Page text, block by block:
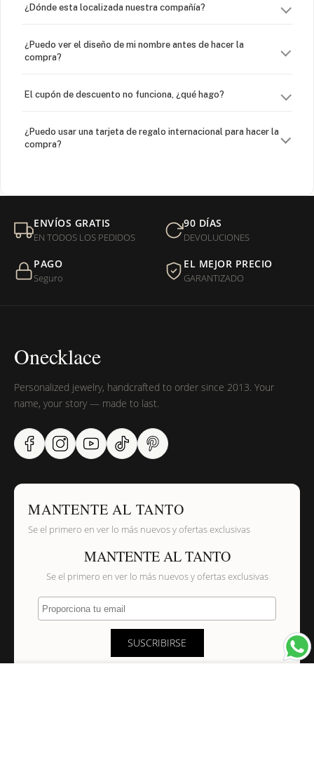
¿Dónde esta localizada nuestra compañía?
¿Puedo ver el diseño de mi nombre antes de hacer la
compra?
El cupón de descuento no funciona, ¿qué hago?
¿Puedo usar una tarjeta de regalo internacional para hacer la
compra?
Mi orden fue devuelta por USPS, ¿qué hago para que sea
entregada?
¿Sus productos son libres de níquel?
ENVÍOS GRATIS
EN TODOS LOS PEDIDOS
90 DÍAS
DEVOLUCIONES
PAGO
Seguro
EL MEJOR PRECIO
GARANTIZADO
Onecklace
Personalized jewelry, handcrafted to order since 2013. Your
name, your story — made to last.
MANTENTE AL TANTO
Se el primero en ver lo más nuevos y ofertas exclusivas
MANTENTE AL TANTO
Se el primero en ver lo más nuevos y ofertas exclusivas
Proporciona tu email
SUSCRIBIRSE